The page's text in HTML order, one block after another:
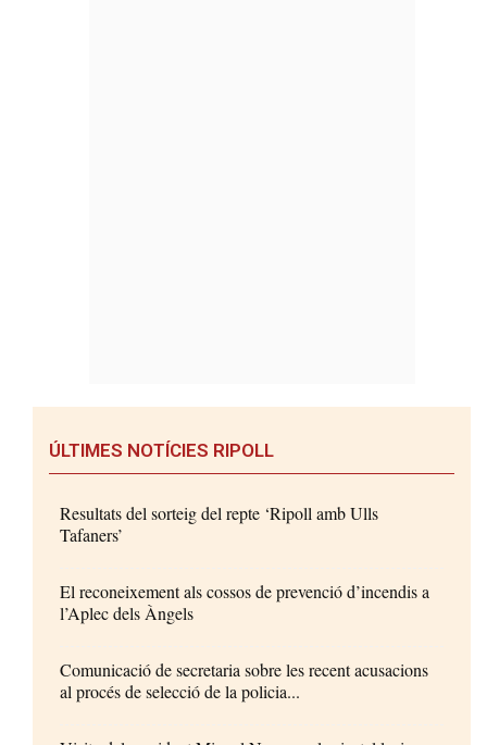
ÚLTIMES NOTÍCIES RIPOLL
Resultats del sorteig del repte ‘Ripoll amb Ulls
Tafaners’
El reconeixement als cossos de prevenció d’incendis a
l’Aplec dels Àngels
Comunicació de secretaria sobre les recent acusacions
al procés de selecció de la policia...